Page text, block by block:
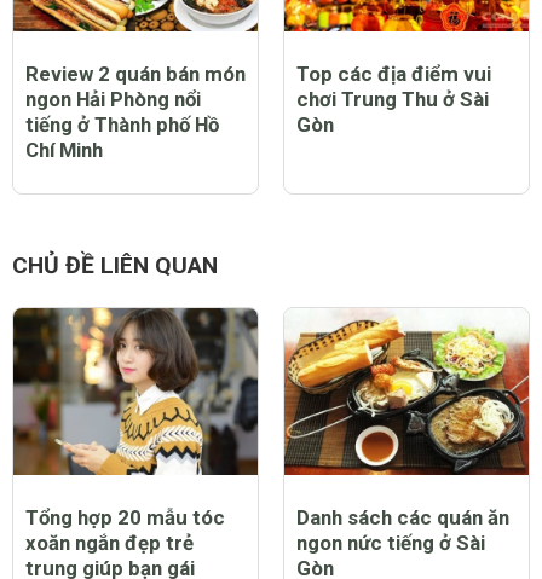
ăn chơi “sang chảnh”
của giới trẻ Sài Gòn
hàng độc đáo với menu
300 món theo mùa
Review 2 quán bán món
ngon Hải Phòng nổi
tiếng ở Thành phố Hồ
Chí Minh
Top các địa điểm vui
chơi Trung Thu ở Sài
Gòn
CHỦ ĐỀ LIÊN QUAN